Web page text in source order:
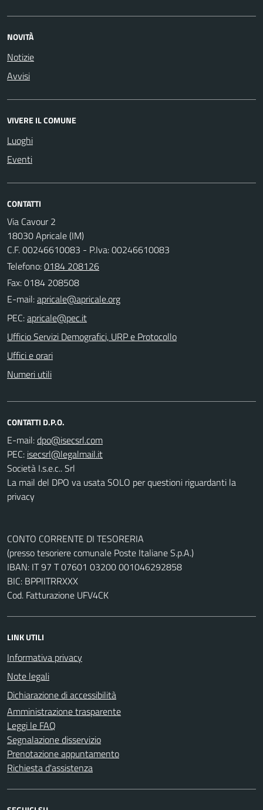
NOVITÀ
Notizie
Avvisi
VIVERE IL COMUNE
Luoghi
Eventi
CONTATTI
Via Cavour 2
18030 Apricale (IM)
C.F. 00246610083 - P.Iva: 00246610083
Telefono:0184 208126
Fax: 0184 208508
E-mail:
PEC:
Ufficio Servizi Demografici, URP e Protocollo
Uffici e orari
Numeri utili
CONTATTI D.P.O.
E-mail:
PEC:
Società I.s.e.c.. Srl
La mail del DPO va usata SOLO per questioni riguardanti la
privacy
CONTO CORRENTE DI TESORERIA
(presso tesoriere comunale Poste Italiane S.p.A.)
IBAN: IT 97 T 07601 03200 001046292858
BIC: BPPIITRRXXX
Cod. Fatturazione UFV4CK
LINK UTILI
Informativa privacy
Note legali
Dichiarazione di accessibilità
Amministrazione trasparente
Leggi le FAQ
Segnalazione disservizio
Prenotazione appuntamento
Richiesta d'assistenza